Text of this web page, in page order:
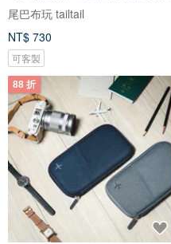
尾巴布玩 tailtail
NT$ 730
可客製
88 折